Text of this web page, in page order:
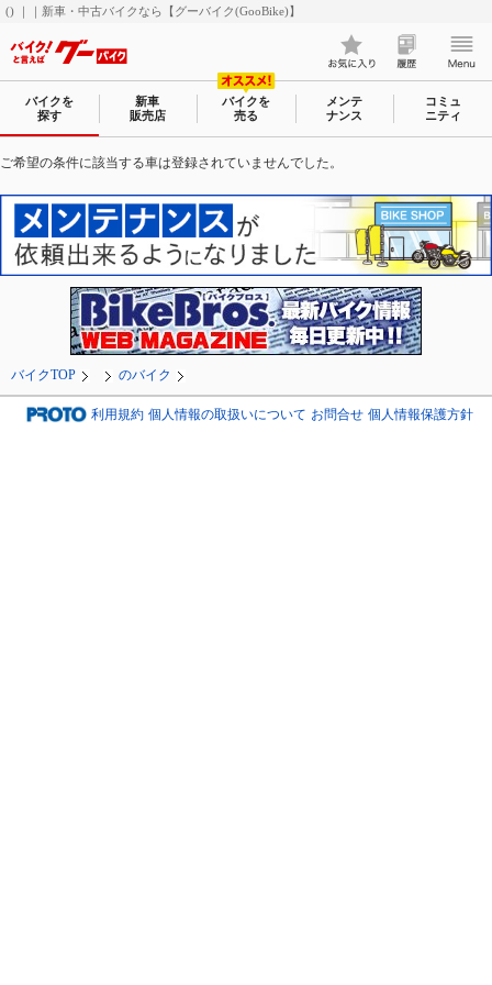
() ｜｜新車・中古バイクなら【グーバイク(GooBike)】
バイクを
探す
新車
販売店
バイクを
売る
メンテ
ナンス
コミュ
ニティ
ご希望の条件に該当する車は登録されていませんでした。
バイクTOP のバイク
利用規約 個人情報の取扱いについて お問合せ 個人情報保護方針